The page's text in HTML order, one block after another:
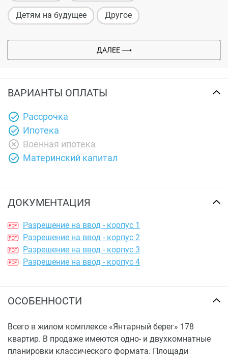
Детям на будущее Другое
ДАЛЕЕ ⟶
ВАРИАНТЫ ОПЛАТЫ
Рассрочка
Ипотека
Военная ипотека
Материнский капитал
ДОКУМЕНТАЦИЯ
Разрешение на ввод - корпус 1
Разрешение на ввод - корпус 2
Разрешение на ввод - корпус 3
Разрешение на ввод - корпус 4
ОСОБЕННОСТИ
Всего в жилом комплексе «Янтарный берег» 178
квартир. В продаже имеются одно- и двухкомнатные
планировки классического формата. Площади